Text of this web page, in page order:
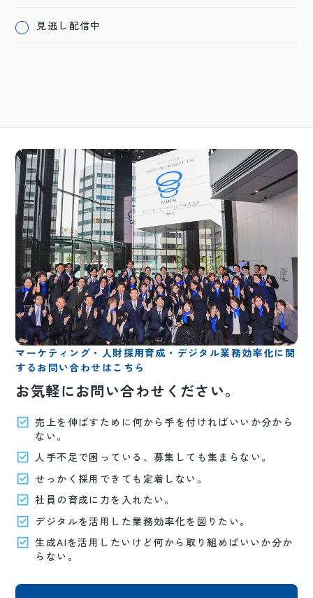
見逃し配信中
マーケティング・人財採用育成・デジタル業務効率化に関
するお問い合わせはこちら
お気軽にお問い合わせください。
売上を伸ばすために何から手を付ければいいか分から
ない。
人手不足で困っている、募集しても集まらない。
せっかく採用できても定着しない。
社員の育成に力を入れたい。
デジタルを活用した業務効率化を図りたい。
生成AIを活用したいけど何から取り組めばいいか分か
らない。